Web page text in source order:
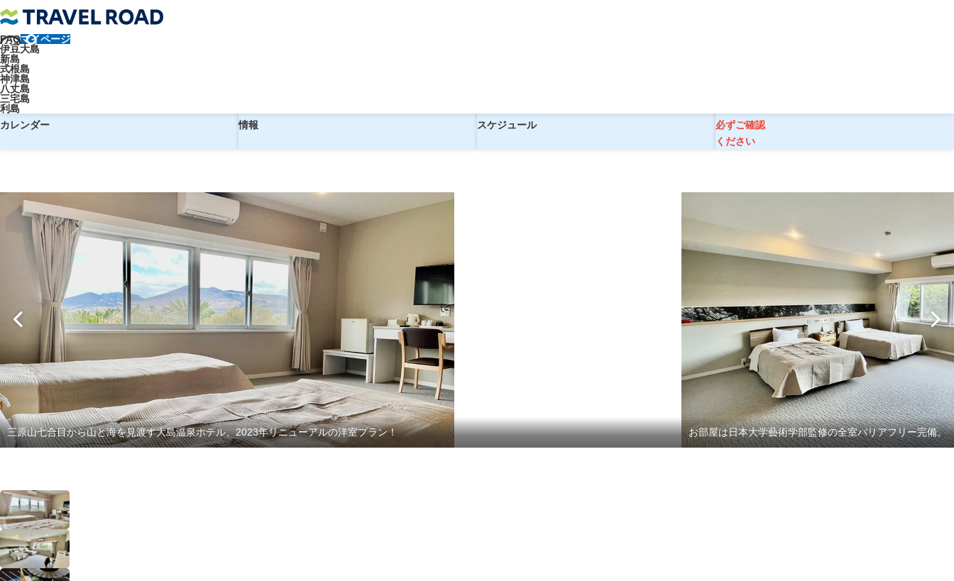
FAQマイページ
伊豆大島
新島
式根島
神津島
八丈島
三宅島
利島
トラベルロード
【東京・竹芝発】往復ジェット船で行く！大島温泉ホテル《洋室》【現地1泊】
予約
カレンダー
情報
スケジュール
必ずご確認
ください
三原山七合目から山と海を見渡す大島温泉ホテル、2023年リニューアルの洋室プラン！ お部屋は日本大学藝術学部監修の全室バリアフリー完備。